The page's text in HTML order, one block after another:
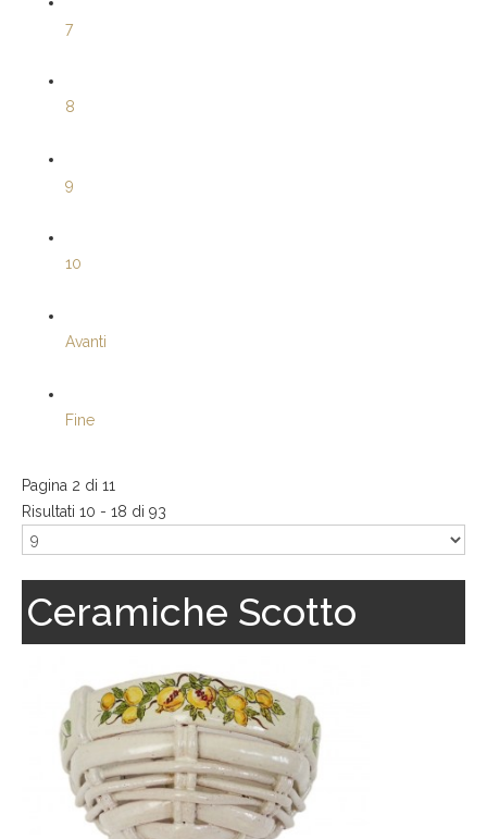
7
8
9
10
Avanti
Fine
Pagina 2 di 11
Risultati 10 - 18 di 93
Ceramiche Scotto